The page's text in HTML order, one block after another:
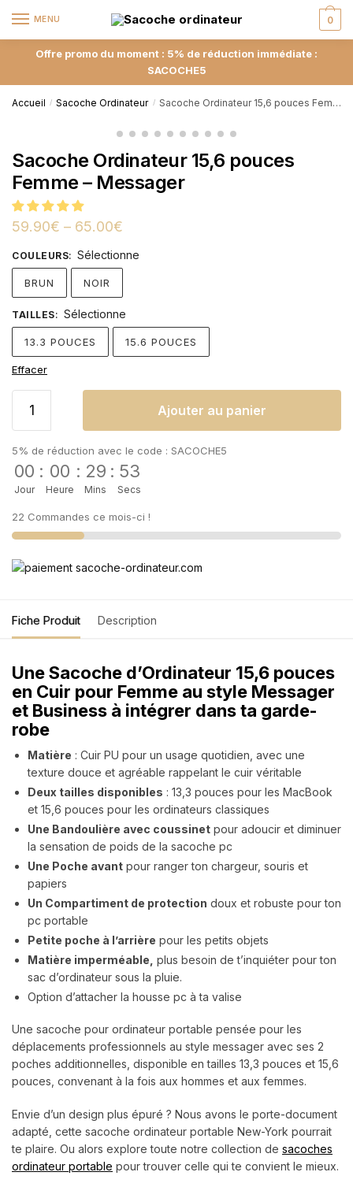
MENU 0
Offre promo du moment : 5% de réduction immédiate :
SACOCHE5
Accueil / Sacoche Ordinateur / Sacoche Ordinateur 15,6 pouces Femme – Messager
Sacoche Ordinateur 15,6 pouces
Femme – Messager
59.90€ – 65.00€
COULEURS: Sélectionne
BRUN NOIR
TAILLES: Sélectionne
13.3 POUCES 15.6 POUCES
Effacer
Ajouter au panier
5% de réduction avec le code : SACOCHE5
00
Jour
: 00
Heure
: 29
Mins
: 53
Secs
22 Commandes ce mois-ci !
Fiche Produit Description
Une Sacoche d’Ordinateur 15,6 pouces
en Cuir pour Femme au style Messager
et Business à intégrer dans ta garde-
robe
Matière : Cuir PU pour un usage quotidien, avec une
texture douce et agréable rappelant le cuir véritable
Deux tailles disponibles : 13,3 pouces pour les MacBook
et 15,6 pouces pour les ordinateurs classiques
Une Bandoulière avec coussinet pour adoucir et diminuer
la sensation de poids de la sacoche pc
Une Poche avant pour ranger ton chargeur, souris et
papiers
Un Compartiment de protection doux et robuste pour ton
pc portable
Petite poche à l’arrière pour les petits objets
Matière imperméable, plus besoin de t’inquiéter pour ton
sac d’ordinateur sous la pluie.
Option d’attacher la housse pc à ta valise
Une sacoche pour ordinateur portable pensée pour les
déplacements professionnels au style messager avec ses 2
poches additionnelles, disponible en tailles 13,3 pouces et 15,6
pouces, convenant à la fois aux hommes et aux femmes.
Envie d’un design plus épuré ? Nous avons le porte-document
adapté, cette sacoche ordinateur portable New-York pourrait
te plaire. Ou alors explore toute notre collection de sacoches
ordinateur portable pour trouver celle qui te convient le mieux.